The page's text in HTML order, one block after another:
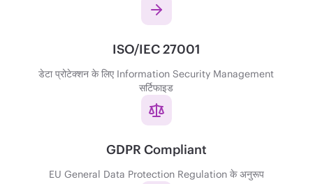
ISO/IEC 27001
डेटा प्रोटेक्शन के लिए Information Security Management
सर्टिफाइड
GDPR Compliant
EU General Data Protection Regulation के अनुरूप